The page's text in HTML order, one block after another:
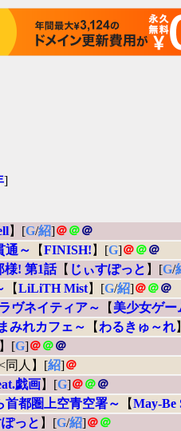
]
】[G/紹]＠＠＠
通～ 【FINISH! 】[G]＠＠＠
! 第1話【 じぃすぽっと 】[G/
【LiLiTH Mist】[G/紹]＠＠＠
ヴネイティア～ 【 美少女ゲー
みれカフェ～ 【わるきゅ～れ
】[G]＠＠＠
同人】[紹]＠
戯画】[G]＠＠＠
都圏上空青空署～ 【May-Be
っと 】[G/紹]＠＠